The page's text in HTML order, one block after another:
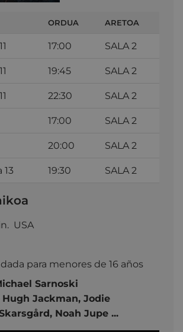
ORDUA ARETOA
17:00 SALA 2
19:45 SALA 2
22:30 SALA 2
17:00 SALA 2
20:00 SALA 2
19:30 SALA 2
USA
para menores de 16 años
Sarnoski
Hugh Jackman, Jodie
Noah Jupe ...